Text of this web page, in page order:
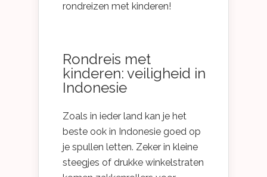
rondreizen met kinderen!
Rondreis met
kinderen: veiligheid in
Indonesie
Zoals in ieder land kan je het
beste ook in Indonesie goed op
je spullen letten. Zeker in kleine
steegjes of drukke winkelstraten